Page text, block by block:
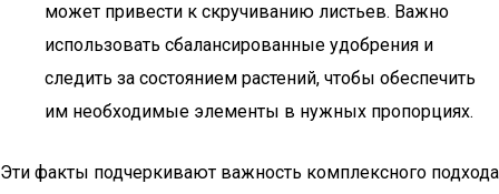
может привести к скручиванию листьев. Важно
использовать сбалансированные удобрения и
следить за состоянием растений, чтобы обеспечить
им необходимые элементы в нужных пропорциях.
Эти факты подчеркивают важность комплексного подхода